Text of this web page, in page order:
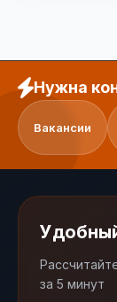
Нужна
Вакансии
за 5 минут